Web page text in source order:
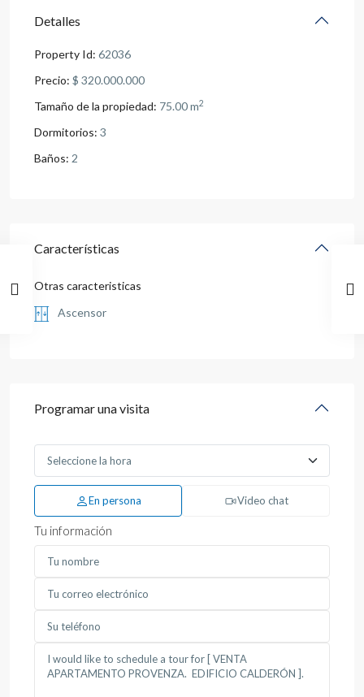
Detalles
Property Id: 62036
Precio: $ 320.000.000
Tamaño de la propiedad: 75.00 m2
Dormitorios: 3
Baños: 2
Características
Otras caracteristicas
Ascensor
Programar una visita
En persona Video chat
Tu información